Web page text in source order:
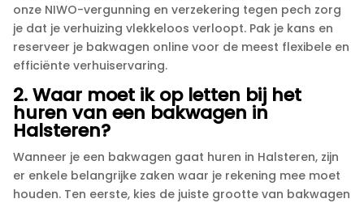
onze NIWO-vergunning en verzekering tegen pech zorg
je dat je verhuizing vlekkeloos verloopt.​ Pak je kans en
reserveer je bakwagen online voor de meest flexibele en
efficiënte verhuiservaring.​
2.​ Waar moet ik op letten bij het
huren van een bakwagen in
Halsteren?
Wanneer je een bakwagen gaat huren in Halsteren, zijn
er enkele belangrijke zaken waar je rekening mee moet
houden.​ Ten eerste, kies de juiste grootte van bakwagen